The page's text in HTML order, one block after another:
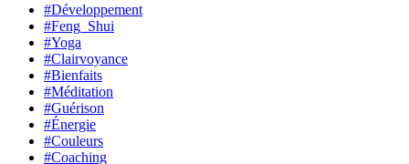
#Développement
#Feng_Shui
#Yoga
#Clairvoyance
#Bienfaits
#Méditation
#Guérison
#Énergie
#Couleurs
#Coaching